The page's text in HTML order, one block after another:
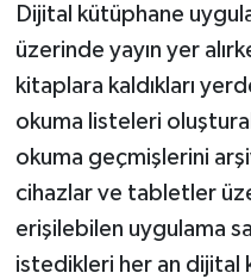
Dijital kütüphane
üzerinde yayın yer
kitaplara kaldıkları
okuma listeleri
okuma geçmişlerini
cihazlar ve tabletler
erişilebilen uygulama
istedikleri her an dijital